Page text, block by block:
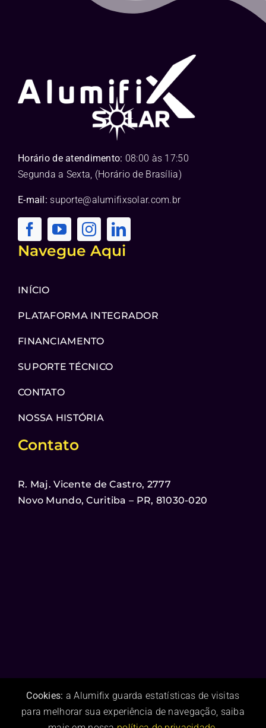
Horário de atendimento: 08:00 às 17:50
Segunda a Sexta, (Horário de Brasília)
E-mail: suporte@alumifixsolar.com.br
Navegue Aqui
INÍCIO
PLATAFORMA INTEGRADOR
FINANCIAMENTO
SUPORTE TÉCNICO
CONTATO
NOSSA HISTÓRIA
Contato
R. Maj. Vicente de Castro, 2777
Novo Mundo, Curitiba – PR, 81030-020
Cookies: a Alumifix guarda estatísticas de visitas
para melhorar sua experiência de navegação, saiba